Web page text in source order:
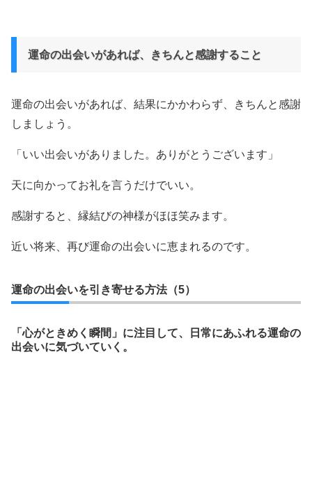
運命の出会いがあれば、きちんと感謝すること
運命の出会いがあれば、結果にかかわらず、きちんと感謝
しましょう。
「いい出会いがありました。ありがとうございます」
天に向かってお礼を言うだけでいい。
感謝すると、縁結びの神様がほほ笑みます。
近い将来、再び運命の出会いに恵まれるのです。
運命の出会いを引き寄せる方法（5）
「心がときめく瞬間」に注目して、日常にあふれる運命の
出会いに気づいていく。